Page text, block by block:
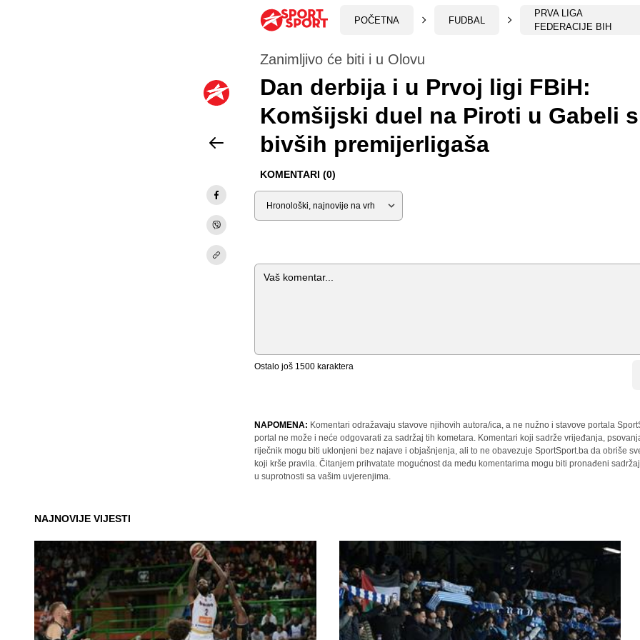
POČETNA FUDBAL
PRVA LIGA
FEDERACIJE BIH
Zanimljivo će biti i u Olovu
Dan derbija i u Prvoj ligi FBiH:
Komšijski duel na Piroti u Gabeli
bivših premijerligaša
KOMENTARI (0)
Sortiraj
Komentar
Ostalo još 1500 karaktera
NAPOMENA: Komentari odražavaju stavove njihovih autora/ica, a ne nužno i stavove portala
portal ne može i neće odgovarati za sadržaj tih kometara. Komentari koji sadrže vrijeđanja,
riječnik mogu biti uklonjeni bez najave i objašnjenja, ali to ne obavezuje SportSport.ba da obriše
koji krše pravila. Čitanjem prihvatate mogućnost da među komentarima mogu biti pronađeni
u suprotnosti sa vašim uvjerenjima.
NAJNOVIJE VIJESTI